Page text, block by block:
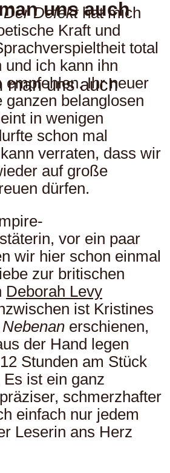
uns auch
man uns auch
Der Defekthat mich
Kraft und
total
und ich kann ihn
empfehlen. Ihr neuer
ganzen belanglosen
in wenigen
schon mal
verraten, dass wir
auf große
dürfen.
vor ein paar
wir hier schon einmal
zur britischen
Deborah Levy
ist Kristines
Nebenan erschienen,
der Hand legen
Stunden am Stück
ist ein ganz
schmerzhafter
einfach nur jedem
Leserin ans Herz